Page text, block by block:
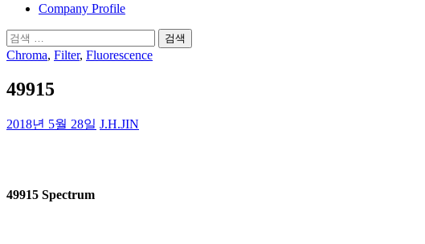
Company Profile
검
색:
Chroma, Filter, Fluorescence
49915
2018년 5월 28일 J.H.JIN
49915 Spectrum